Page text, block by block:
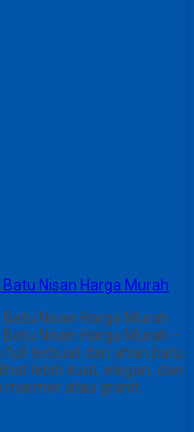
Nisan Harga Murah
Nisan Harga Murah
Nisan Harga Murah –
full terbuat dari ahan batu
lebih kuat, elegan, dan
atau granit.